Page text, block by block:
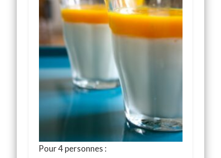
Pour 4 personnes :